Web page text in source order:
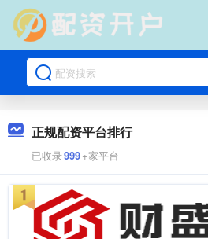
正规配资平台排行
已收录999+家平台